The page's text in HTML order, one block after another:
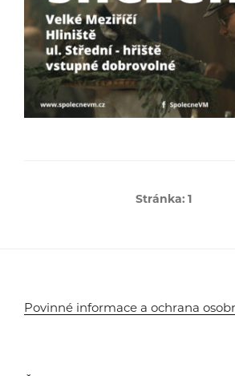
Stránka:1
Povinné informace a ochrana